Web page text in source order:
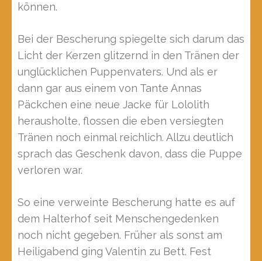
können.
Bei der Bescherung spiegelte sich darum das
Licht der Kerzen glitzernd in den Tränen der
unglücklichen Puppenvaters. Und als er
dann gar aus einem von Tante Annas
Päckchen eine neue Jacke für Lololith
herausholte, flossen die eben versiegten
Tränen noch einmal reichlich. Allzu deutlich
sprach das Geschenk davon, dass die Puppe
verloren war.
So eine verweinte Bescherung hatte es auf
dem Halterhof seit Menschengedenken
noch nicht gegeben. Früher als sonst am
Heiligabend ging Valentin zu Bett. Fest